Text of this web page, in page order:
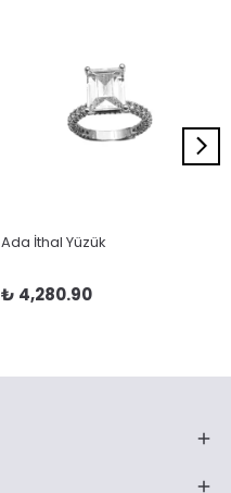
Ada İthal Yüzük
₺ 4,280.90